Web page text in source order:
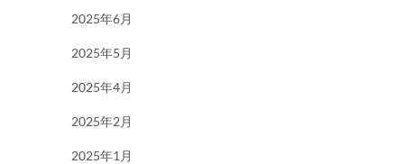
2025年6月
2025年5月
2025年4月
2025年2月
2025年1月